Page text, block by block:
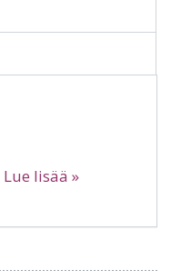
Lue lisää »